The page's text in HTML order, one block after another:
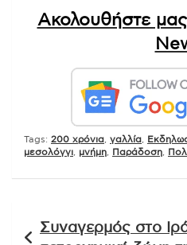
Ακολουθήστε
Tags: 200 χρόνια γαλλία
μεσολόγγι
μνήμη Παράδοση
άρθρων
Συναγερμός στο